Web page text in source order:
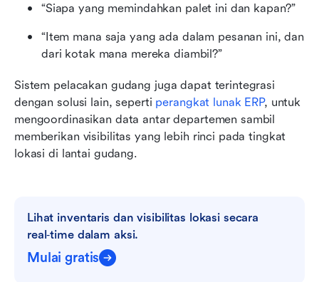
“Siapa yang memindahkan palet ini dan kapan?”
“Item mana saja yang ada dalam pesanan ini, dan
dari kotak mana mereka diambil?”
Sistem pelacakan gudang juga dapat terintegrasi
dengan solusi lain, seperti perangkat lunak ERP, untuk
mengoordinasikan data antar departemen sambil
memberikan visibilitas yang lebih rinci pada tingkat
lokasi di lantai gudang.
Lihat inventaris dan visibilitas lokasi secara
real‑time dalam aksi.
Mulai gratis